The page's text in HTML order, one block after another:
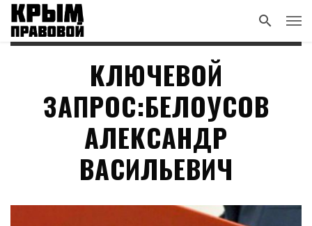
КЛЮЧЕВОЙ
ЗАПРОС:БЕЛОУСОВ
АЛЕКСАНДР
ВАСИЛЬЕВИЧ